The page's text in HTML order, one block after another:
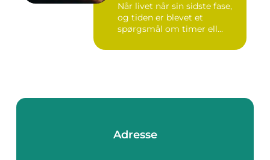
Når livet når sin sidste fase,
og tiden er blevet et
spørgsmål om timer ell...
Adresse